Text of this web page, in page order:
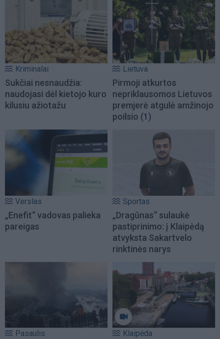
Kriminalai
Sukčiai nesnaudžia:
naudojasi dėl kietojo kuro
kilusiu ažiotažu
Lietuva
Pirmoji atkurtos
nepriklausomos Lietuvos
premjerė atgulė amžinojo
poilsio (1)
Verslas
„Enefit“ vadovas palieka
pareigas
Sportas
„Dragūnas“ sulaukė
pastiprinimo: į Klaipėdą
atvyksta Sakartvelo
rinktinės narys
Pasaulis Klaipėda